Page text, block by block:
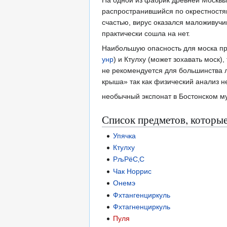
распространившийся по
счастью, вирус оказался
практически сошла на нет.
Наибольшую опасность для моска
унр) и Ктулху (может зохавать
не рекомендуется для
крыша» так как физический анализ
необычный экспонат в Бостонском
Список предметов,
Упячка
Ктулху
РљРёС‚С
Чак Норрис
Онемэ
Фхтангенциркуль
Фхтагненциркуль
Пуля